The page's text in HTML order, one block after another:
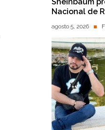
Nacional de
agosto 5, 2026